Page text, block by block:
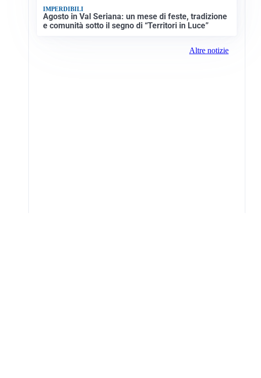
IMPERDIBILI
Agosto in Val Seriana: un mese di feste, tradizione
e comunità sotto il segno di “Territori in Luce”
Altre notizie